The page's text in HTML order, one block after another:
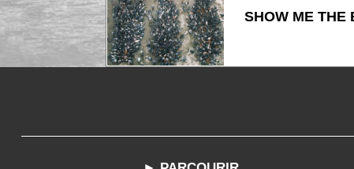
SHOW ME THE